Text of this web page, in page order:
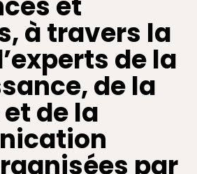
à travers la
de la
de la
de la
par